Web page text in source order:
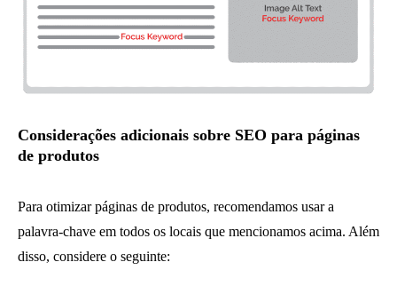
Considerações adicionais sobre SEO para páginas
de produtos
Para otimizar páginas de produtos, recomendamos usar a
palavra-chave em todos os locais que mencionamos acima. Além
disso, considere o seguinte: